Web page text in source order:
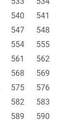
540
541
547
548
554
555
561
562
568
569
575
576
582
583
589
590